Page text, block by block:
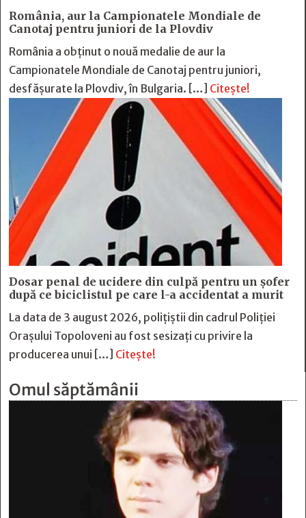
România, aur la Campionatele Mondiale de
Canotaj pentru juniori de la Plovdiv
România a obținut o nouă medalie de aur la
Campionatele Mondiale de Canotaj pentru juniori,
desfășurate la Plovdiv, în Bulgaria. […] Citește!
Dosar penal de ucidere din culpă pentru un șofer
după ce biciclistul pe care l-a accidentat a murit
La data de 3 august 2026, polițiștii din cadrul Poliției
Orașului Topoloveni au fost sesizați cu privire la
producerea unui […] Citește!
Omul săptămânii